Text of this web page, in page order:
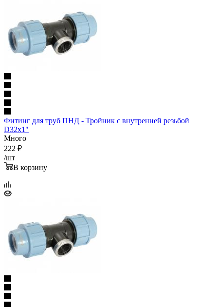
Фитинг для труб ПНД - Тройник с внутренней резьбой
D32x1"
Много
222 ₽
/шт
В корзину